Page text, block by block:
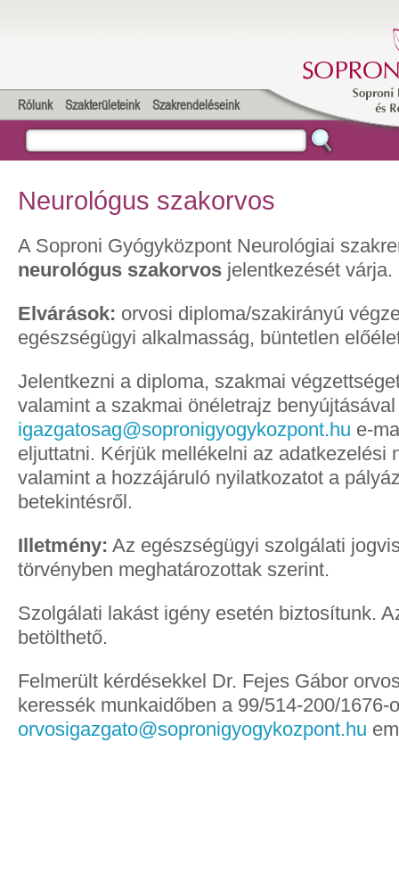
Rólunk Szakterületeink Szakrendeléseink
Neurológus szakorvos
A Soproni Gyógyközpont Neurológiai
neurológus szakorvos jelentkezését várja.
Elvárások: orvosi diploma/szakirányú
egészségügyi alkalmasság, büntetlen
Jelentkezni a diploma, szakmai
valamint a szakmai önéletrajz
igazgatosag@sopronigyogykozpont.hu e-
eljuttatni. Kérjük mellékelni az adatkezelési
valamint a hozzájáruló nyilatkozatot a
betekintésről.
Illetmény: Az egészségügyi szolgálati
törvényben meghatározottak szerint.
Szolgálati lakást igény esetén biztosítunk.
betölthető.
Felmerült kérdésekkel Dr. Fejes Gábor
keressék munkaidőben a 99/514-200/1676-
orvosigazgato@sopronigyogykozpont.hu